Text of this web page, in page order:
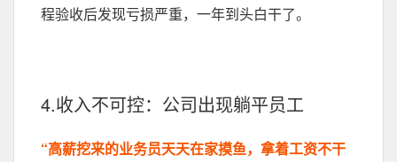
程验收后发现亏损严重，一年到头白干了。
4.收入不可控：公司出现躺平员工
“高薪挖来的业务员天天在家摸鱼，拿着工资不干